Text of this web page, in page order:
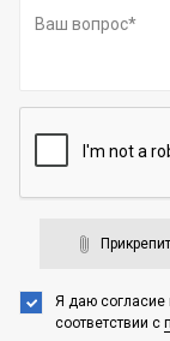
Я даю согласие
соответствии с